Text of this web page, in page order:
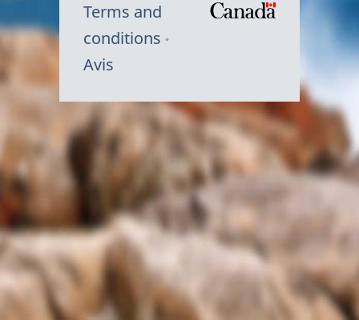
Terms and
conditions
Avis
Symbole
du
Canada